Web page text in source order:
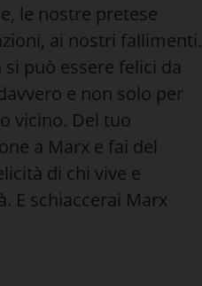
le nostre pretese
ai nostri fallimenti.
può essere felici da
e non solo per
vicino. Del tuo
a Marx e fai del
di chi vive e
E schiaccerai Marx